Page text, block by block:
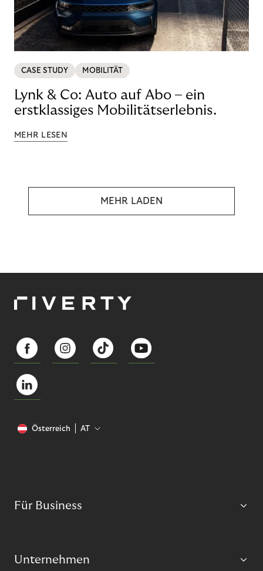
CASE STUDY MOBILITÄT
Lynk & Co: Auto auf Abo – ein
erstklassiges Mobilitätserlebnis.
MEHR LESEN
MEHR LADEN
Österreich AT
Für Business
Unternehmen